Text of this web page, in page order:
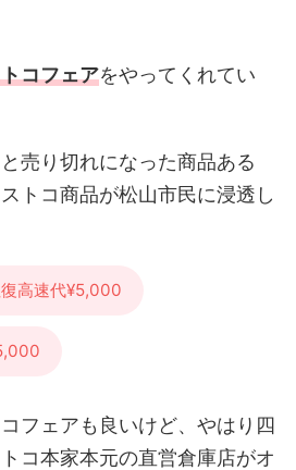
コフェアをやってくれてい
売り切れになった商品ある
トコ商品が松山市民に浸透し
高速代¥5,000
フェアも良いけど、やはり四
コ本家本元の直営倉庫店がオ